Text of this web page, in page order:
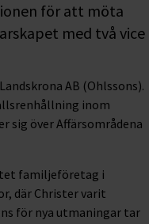
för att möta
med två vice
AB (Ohlssons).
inom
sig över Affärsområdena
familjeföretag i
där Christer varit
för nya utmaningar tar